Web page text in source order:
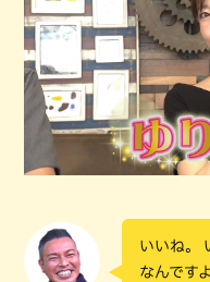
いいね。
なんです